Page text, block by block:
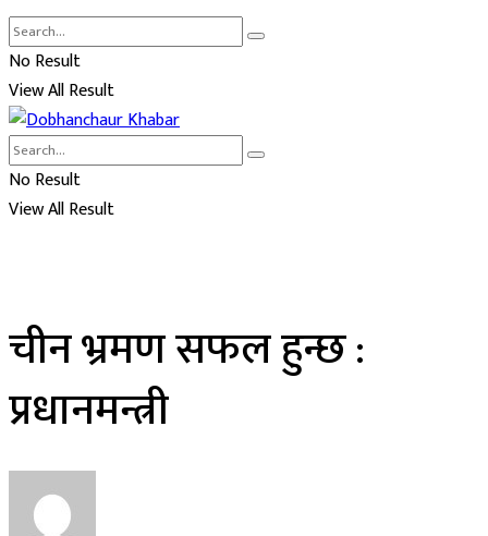
No Result
View All Result
No Result
View All Result
चीन भ्रमण सफल हुन्छ :
प्रधानमन्त्री